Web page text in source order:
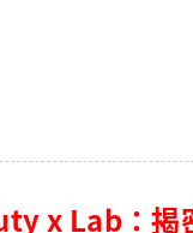
x Lab：